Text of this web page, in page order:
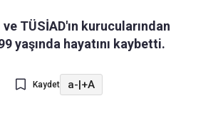
TÜSİAD'ın kurucularından
yaşında hayatını kaybetti.
Kaydet a-|+A